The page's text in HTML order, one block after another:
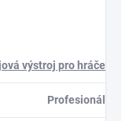
výstroj pro hráče
Profesionál